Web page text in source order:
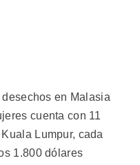
en Malasia
cuenta con 11
Lumpur, cada
1.800 dólares